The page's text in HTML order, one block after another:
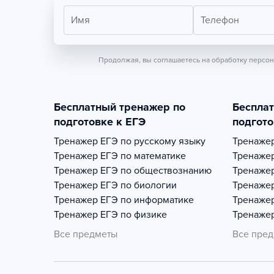
Имя Телефон
Продолжая, вы соглашаетесь на обработку
Бесплатный тренажер по
подготовке к ЕГЭ
Тренажер ЕГЭ по русскому языку
Тренажер ЕГЭ по математике
Тренажер ЕГЭ по обществознанию
Тренажер ЕГЭ по биологии
Тренажер ЕГЭ по информатике
Тренажер ЕГЭ по физике
Все предметы
Все